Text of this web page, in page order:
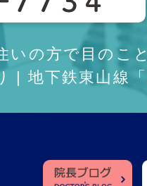
いの方で目のこ
| 地下鉄東山線